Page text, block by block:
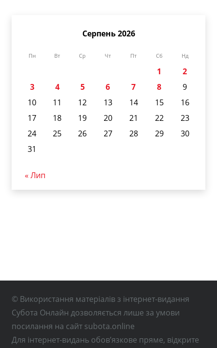
Серпень 2026
Пн Вт Ср Чт Пт Сб Нд
1
2
3
4 5 6 7 8
9
10
11 12 13 14 15
16
17
18 19 20 21 22
23
24
25 26 27 28 29
30
31
« Лип
© Використання матеріалів з інтернет-видання
Субота Онлайн дозволяється лише за умови
посилання на сайт subota.online
Для інтернет-видань обов’язкове пряме, відкрите